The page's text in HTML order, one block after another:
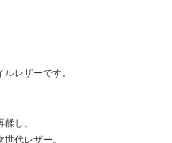
レザーです。
し。
代レザー。